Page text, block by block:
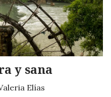
y sana
Elías